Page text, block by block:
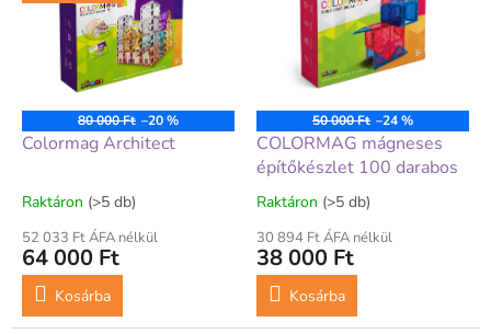
80 000 Ft –20 %
Colormag Architect
Raktáron (>5 db)
52 033 Ft ÁFA nélkül
64 000 Ft
Kosárba
50 000 Ft –24 %
COLORMAG mágneses
építőkészlet 100 darabos
Raktáron (>5 db)
30 894 Ft ÁFA nélkül
38 000 Ft
Kosárba